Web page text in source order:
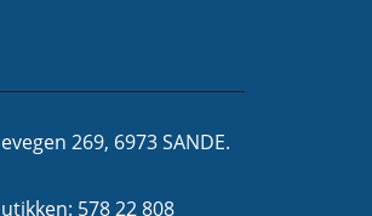
269, 6973 SANDE.
578 22 808